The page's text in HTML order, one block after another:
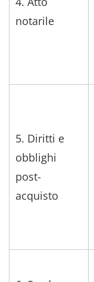
notarile
5. Diritti e
obblighi
post-
acquisto